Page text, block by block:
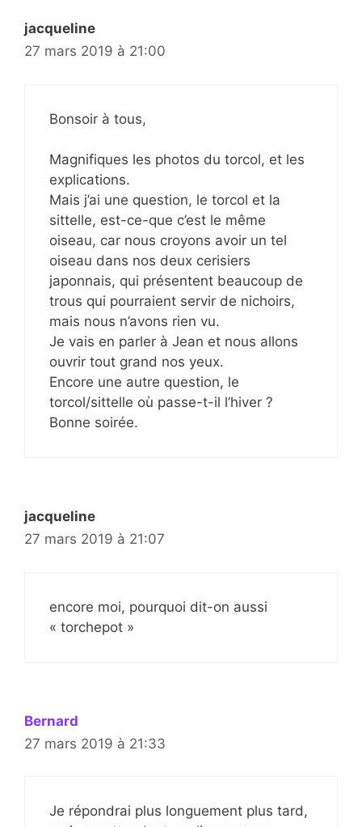
jacqueline
27 mars 2019 à 21:00
Bonsoir à tous,
Magnifiques les photos du torcol, et les
explications.
Mais j’ai une question, le torcol et la
sittelle, est-ce-que c’est le même
oiseau, car nous croyons avoir un tel
oiseau dans nos deux cerisiers
japonnais, qui présentent beaucoup de
trous qui pourraient servir de nichoirs,
mais nous n’avons rien vu.
Je vais en parler à Jean et nous allons
ouvrir tout grand nos yeux.
Encore une autre question, le
torcol/sittelle où passe-t-il l’hiver ?
Bonne soirée.
jacqueline
27 mars 2019 à 21:07
encore moi, pourquoi dit-on aussi
« torchepot »
Bernard
27 mars 2019 à 21:33
Je répondrai plus longuement plus tard,